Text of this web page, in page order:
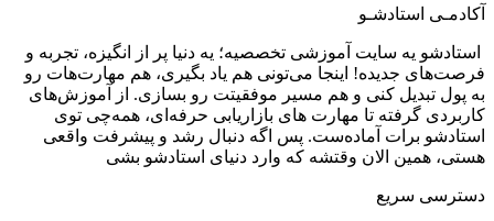
آکادمـی استادشـو
استادشو یه سایت آموزشی تخصصیه؛ یه دنیا پر از انگیزه، تجربه و
فرصت‌های جدیده! اینجا می‌تونی هم یاد بگیری، هم مهارت‌هات رو
به پول تبدیل کنی و هم مسیر موفقیتت رو بسازی. از آموزش‌های
کاربردی گرفته تا مهارت های بازاریابی حرفه‌ای، همه‌چی توی
استادشو برات آماده‌ست. پس اگه دنبال رشد و پیشرفت واقعی
هستی، همین الان وقتشه که وارد دنیای استادشو بشی
دسترسی سریع